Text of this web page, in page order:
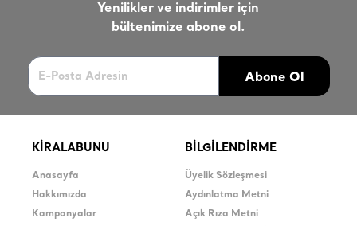
Yenilikler ve indirimler için
bültenimize abone ol.
Abone Ol
KİRALABUNU
Anasayfa
Hakkımızda
Kampanyalar
BİLGİLENDİRME
Üyelik Sözleşmesi
Aydınlatma Metni
Açık Rıza Metni